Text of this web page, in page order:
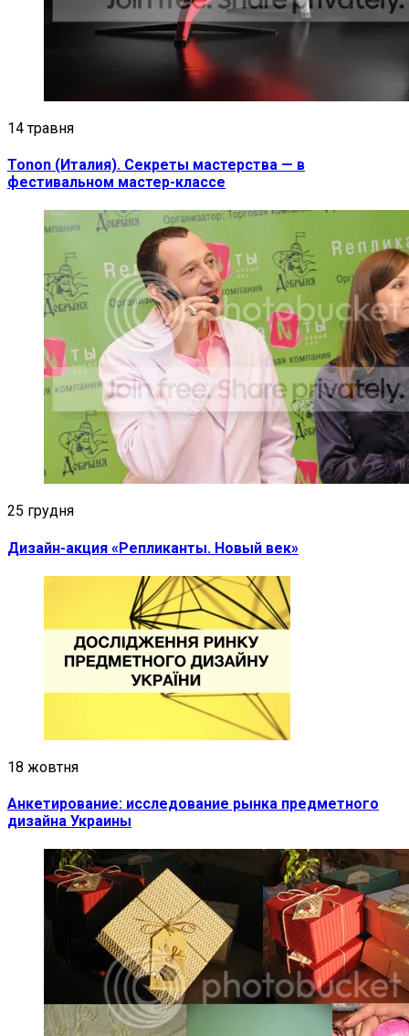
14 травня
Tonon (Италия). Секреты мастерства — в
фестивальном мастер-классе
25 грудня
Дизайн-акция «Репликанты. Новый век»
18 жовтня
Анкетирование: исследование рынка предметного
дизайна Украины